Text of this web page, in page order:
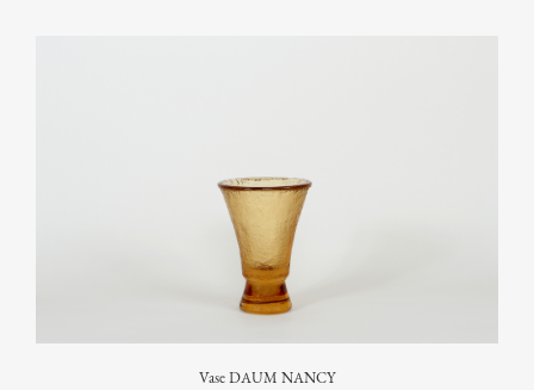
Vase DAUM NANCY